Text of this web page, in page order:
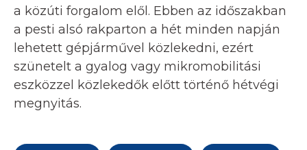
a közúti forgalom elől. Ebben az időszakban
a pesti alsó rakparton a hét minden napján
lehetett gépjárművel közlekedni, ezért
szünetelt a gyalog vagy mikromobilitási
eszközzel közlekedők előtt történő hétvégi
megnyitás.